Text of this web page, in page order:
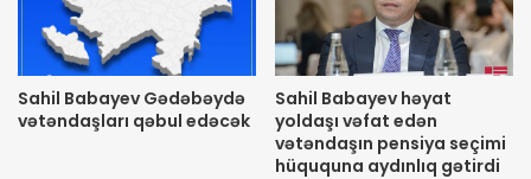
Sahil Babayev Gədəbəydə
vətəndaşları qəbul edəcək
Sahil Babayev həyat
yoldaşı vəfat edən
vətəndaşın pensiya seçimi
hüququna aydınlıq gətirdi